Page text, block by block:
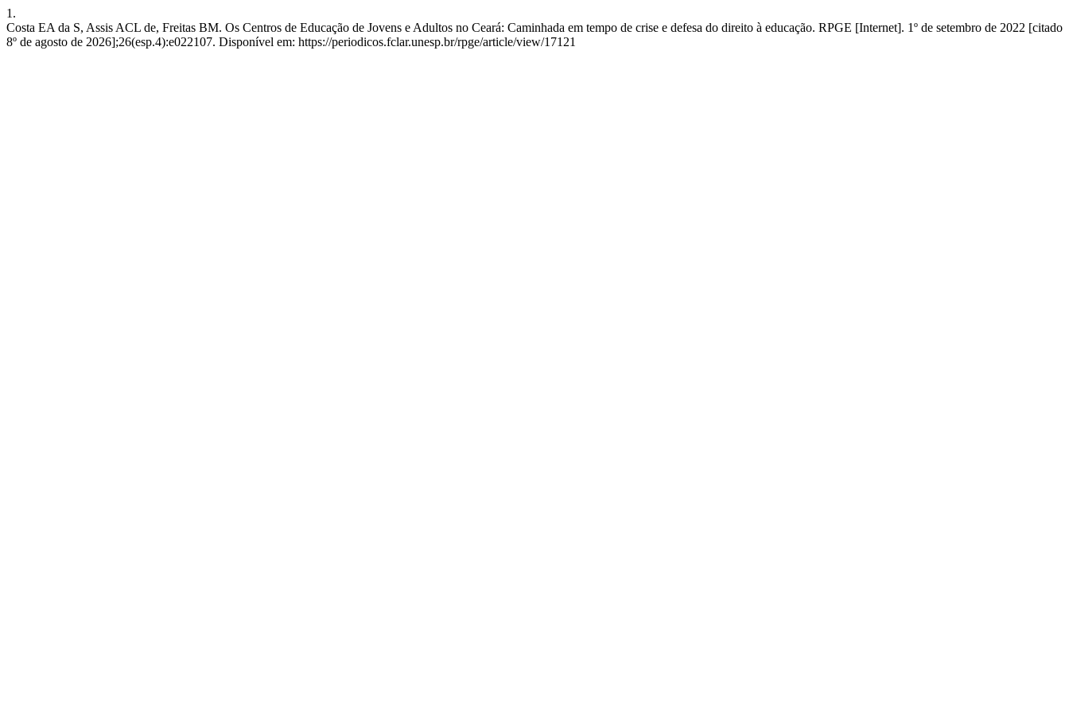
1.
Costa EA da S, Assis ACL de, Freitas BM. Os Centros de Educação de Jovens e Adultos no Ceará: Caminhada em tempo de crise e defesa do direito à educação. RPGE [Internet]. 1º de setembro de 2022 [citado
8º de agosto de 2026];26(esp.4):e022107. Disponível em: https://periodicos.fclar.unesp.br/rpge/article/view/17121